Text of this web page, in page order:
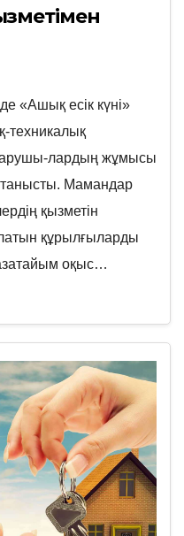
«Ашық есік күні»
техникалық
лардың жұмысы
Мамандар
қызметін
құрылғыларды
оқыс…